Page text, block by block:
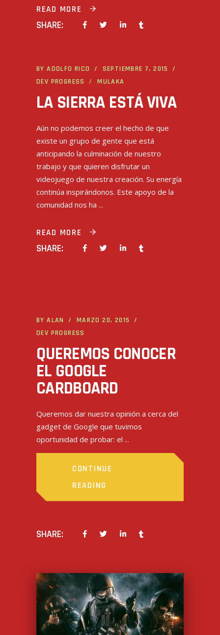
READ MORE
SHARE:
BYADOLFO RICO
SEPTIEMBRE 7, 2015
DEV PROGRESS
MULAKA
LA SIERRA ESTÁ VIVA
Aún no podemos creer el hecho de que
existe un grupo de gente que está
anticipando la culminación de nuestro
trabajo y que quieren disfrutar un
videojuego de nuestra creación. Su energía
continúa inspirándonos. Este apoyo de la
comunidad nos ha
READ MORE
SHARE:
BYALAN
MARZO 20, 2015
DEV PROGRESS
QUEREMOS CONOCER
EL GOOGLE
CARDBOARD
Queremos dar nuestra opinión a cerca del
gadget de Google que tuvimos
oportunidad de probar: el
CONTINUE
READING
SHARE: